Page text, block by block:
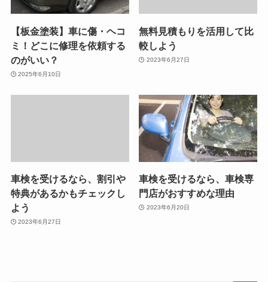
【板金塗装】車に傷・ヘコ
ミ！どこに修理を依頼する
のがいい？
2025年6月10日
無料見積もりを活用して比
較しよう
2023年6月27日
車検を受けるなら、割引や
特典があるかもチェックし
よう
2023年6月27日
車検を受けるなら、車検専
門店がおすすめな理由
2023年6月20日